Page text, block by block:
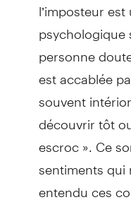
personne
est accablée
souvent
découvrir tôt
escroc ». Ce
sentiments qui
entendu ces